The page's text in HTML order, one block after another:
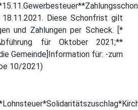
Diese Schonfrist gilt
und Zahlungen per Scheck. [*
für Oktober 2021;**
Gemeinde]Information für: -zum
10/2021)